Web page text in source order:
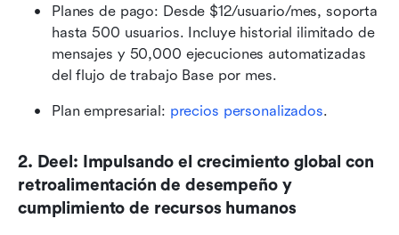
Planes de pago: Desde $12/usuario/mes, soporta
hasta 500 usuarios. Incluye historial ilimitado de
mensajes y 50,000 ejecuciones automatizadas
del flujo de trabajo Base por mes.
Plan empresarial: precios personalizados.
2. Deel: Impulsando el crecimiento global con
retroalimentación de desempeño y
cumplimiento de recursos humanos